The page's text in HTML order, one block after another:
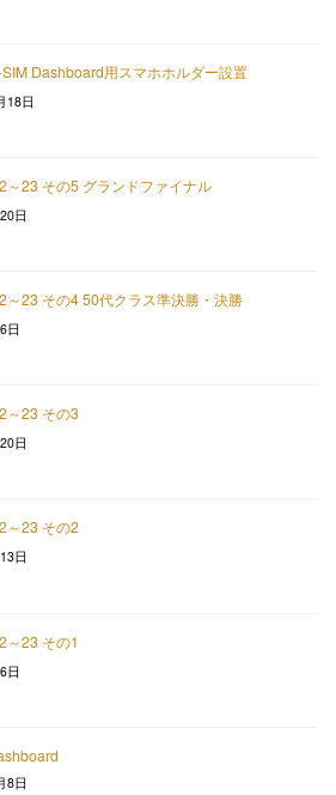
Dashboard用スマホホルダー設置
18日
～23 その5 グランドファイナル
日
～23 その4 50代クラス準決勝・決勝
日
～23 その3
日
～23 その2
日
～23 その1
日
8日